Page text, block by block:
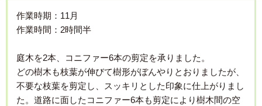
作業時期：11月
作業時間：2時間半
庭木を2本、コニファー6本の剪定を承りました。
どの樹木も枝葉が伸びて樹形がぼんやりとおりましたが、
不要な枝葉を剪定し、スッキリとした印象に仕上がりまし
た。道路に面したコニファー6本も剪定により樹木間の空